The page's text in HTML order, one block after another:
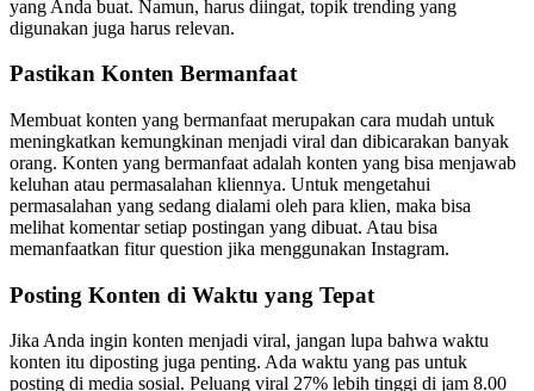
yang Anda buat. Namun, harus diingat, topik trending yang
digunakan juga harus relevan.
Pastikan Konten Bermanfaat
Membuat konten yang bermanfaat merupakan cara mudah untuk
meningkatkan kemungkinan menjadi viral dan dibicarakan banyak
orang. Konten yang bermanfaat adalah konten yang bisa menjawab
keluhan atau permasalahan kliennya. Untuk mengetahui
permasalahan yang sedang dialami oleh para klien, maka bisa
melihat komentar setiap postingan yang dibuat. Atau bisa
memanfaatkan fitur question jika menggunakan Instagram.
Posting Konten di Waktu yang Tepat
Jika Anda ingin konten menjadi viral, jangan lupa bahwa waktu
konten itu diposting juga penting. Ada waktu yang pas untuk
posting di media sosial. Peluang viral 27% lebih tinggi di jam 8.00